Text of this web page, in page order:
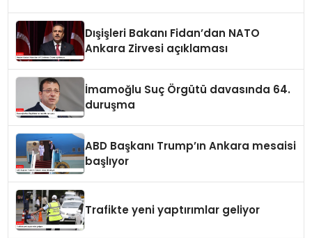
Dışişleri Bakanı Fidan’dan NATO
Ankara Zirvesi açıklaması
İmamoğlu Suç Örgütü davasında 64.
duruşma
ABD Başkanı Trump’ın Ankara mesaisi
başlıyor
Trafikte yeni yaptırımlar geliyor